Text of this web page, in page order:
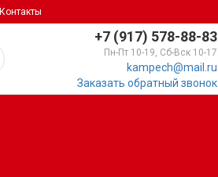
Контакты
+7 (917) 578-88-83
Пн-Пт 10-19, Сб-Вск 10-17
kampech@mail.ru
Заказать обратный звонок